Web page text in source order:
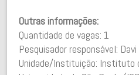
Outras informações:
Quantidade de vagas: 1
Pesquisador responsável:
Unidade/Instituição: Instituto